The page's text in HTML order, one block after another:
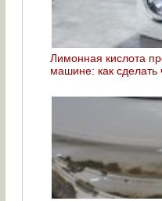
Лимонная кислота
машине: как сделать